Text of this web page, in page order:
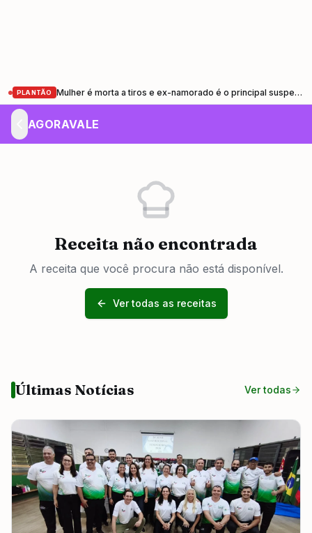
PLANTÃO Mulher é morta a tiros e ex-namorado é o principal suspeito em Pindamonhangaba
AGORAVALE
Receita não encontrada
A receita que você procura não está disponível.
Ver todas as receitas
Últimas Notícias Ver todas